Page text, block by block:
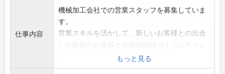
に、技術と品質を大切にしながら成長を続け、
日本のものづくりの未来を支えています。
◆社員の健康管理に力を入れています！
に、働きやすい職場づくりを推進しています。
仕事内容
機械加工会社での営業スタッフを募集していま
す。
営業スキルを活かして、新しいお客様との出会
明るく元気に働ける方、大歓迎です！
もっと見る